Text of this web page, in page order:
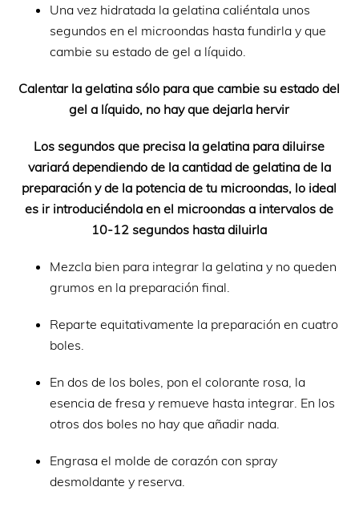
Una vez hidratada la gelatina caliéntala unos
segundos en el microondas hasta fundirla y que
cambie su estado de gel a líquido.
Calentar la gelatina sólo para que cambie su estado del
gel a líquido, no hay que dejarla hervir
Los segundos que precisa la gelatina para diluirse
variará dependiendo de la cantidad de gelatina de la
preparación y de la potencia de tu microondas, lo ideal
es ir introduciéndola en el microondas a intervalos de
10-12 segundos hasta diluirla
Mezcla bien para integrar la gelatina y no queden
grumos en la preparación final.
Reparte equitativamente la preparación en cuatro
boles.
En dos de los boles, pon el colorante rosa, la
esencia de fresa y remueve hasta integrar. En los
otros dos boles no hay que añadir nada.
Engrasa el molde de corazón con spray
desmoldante y reserva.